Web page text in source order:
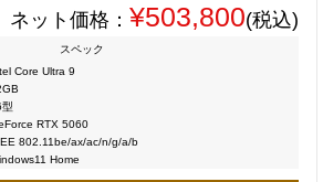
ネット価格： ¥503,800(税込)
スペック
Core Ultra 9
型
RTX 5060
802.11be/ax/ac/n/g/a/b
Home